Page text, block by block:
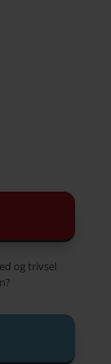
og trivsel